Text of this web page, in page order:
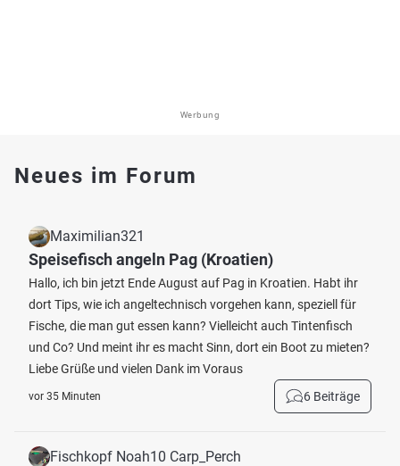
Werbung
Neues im Forum
Maximilian321
Speisefisch angeln Pag (Kroatien)
Hallo, ich bin jetzt Ende August auf Pag in Kroatien. Habt ihr
dort Tips, wie ich angeltechnisch vorgehen kann, speziell für
Fische, die man gut essen kann? Vielleicht auch Tintenfisch
und Co? Und meint ihr es macht Sinn, dort ein Boot zu mieten?
Liebe Grüße und vielen Dank im Voraus
vor 35 Minuten 6 Beiträge
Fischkopf Noah10 Carp_Perch